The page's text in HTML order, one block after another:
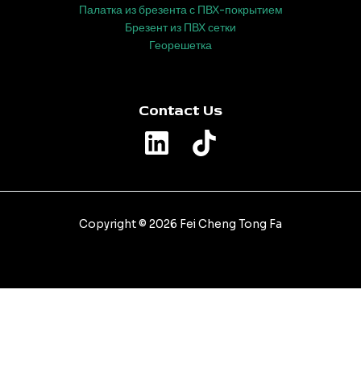
Палатка из брезента с ПВХ-покрытием
Брезент из ПВХ сетки
Георешетка
Contact Us
Copyright © 2026 Fei Cheng Tong Fa